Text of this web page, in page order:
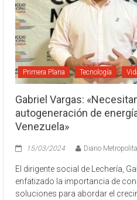
Primera Plana Tecnología
Gabriel Vargas:
autogeneración de
Venezuela»
15/03/2024 Diario
El dirigente social de Lechería,
enfatizado la importancia de
soluciones para abordar el